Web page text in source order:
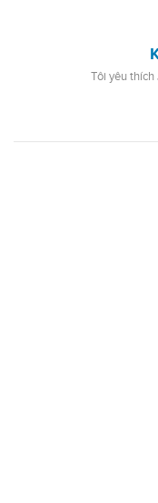
Tôi yêu thích